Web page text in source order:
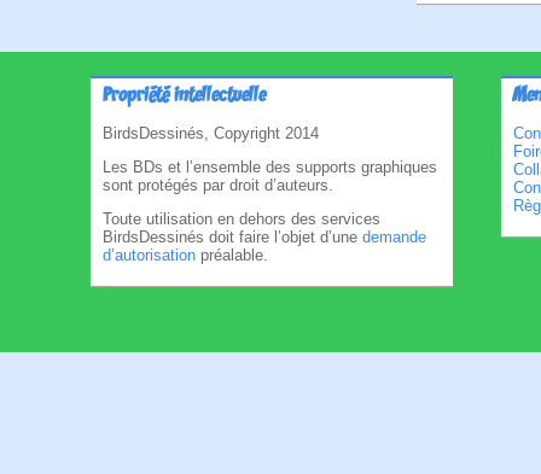
Propriété intellectuelle
BirdsDessinés, Copyright 2014
Les BDs et l’ensemble des supports graphiques
sont protégés par droit d’auteurs.
Toute utilisation en dehors des services
BirdsDessinés doit faire l’objet d’une demande
d’autorisation préalable.